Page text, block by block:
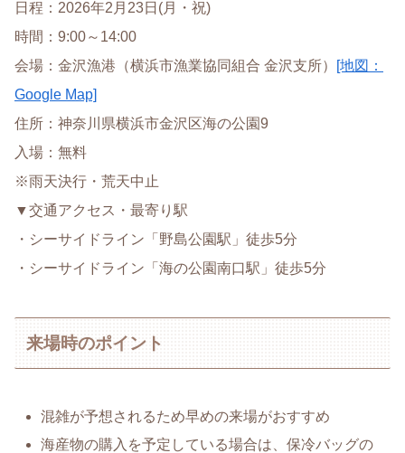
日程：2026年2月23日(月・祝)
時間：9:00～14:00
会場：金沢漁港（横浜市漁業協同組合 金沢支所）
[地図：
Google Map]
住所：神奈川県横浜市金沢区海の公園9
入場：無料
※雨天決行・荒天中止
▼交通アクセス・最寄り駅
・シーサイドライン「野島公園駅」徒歩5分
・シーサイドライン「海の公園南口駅」徒歩5分
来場時のポイント
混雑が予想されるため早めの来場がおすすめ
海産物の購入を予定している場合は、保冷バッグの